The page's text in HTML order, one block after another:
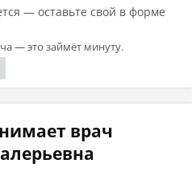
— оставьте свой в форме
— это займёт минуту.
врач